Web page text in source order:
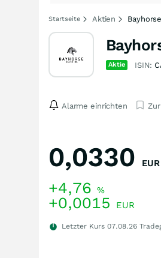
Startseite Aktien
Aktie ISIN:
Alarme einrichten
0,0330 EUR
+4,76 %
+0,0015 EUR
Letzter Kurs 07.08.26